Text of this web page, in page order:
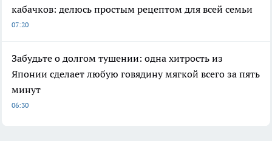
кабачков: делюсь простым рецептом для всей семьи
07:20
Забудьте о долгом тушении: одна хитрость из
Японии сделает любую говядину мягкой всего за пять
минут
06:30